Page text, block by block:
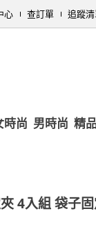
心 查訂單 追蹤
時尚 男時尚 精
4入組 袋子